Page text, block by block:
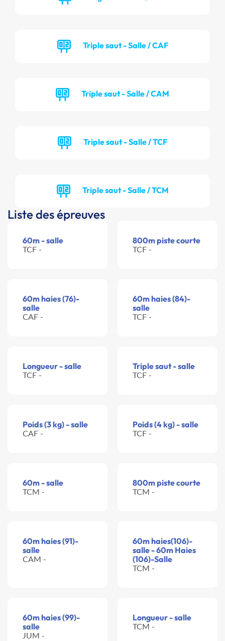
Triple saut - Salle / CAF
Triple saut - Salle / CAM
Triple saut - Salle / TCF
Triple saut - Salle / TCM
Liste des épreuves
60m - salle
TCF -
800m piste courte
TCF -
60m haies (76)-
salle
CAF -
60m haies (84)-
salle
TCF -
Longueur - salle
TCF -
Triple saut - salle
TCF -
Poids (3 kg) - salle
CAF -
Poids (4 kg) - salle
TCF -
60m - salle
TCM -
800m piste courte
TCM -
60m haies (91)-
salle
CAM -
60m haies(106)-
salle - 60m Haies
(106)-Salle
TCM -
60m haies (99)-
salle
JUM -
Longueur - salle
TCM -